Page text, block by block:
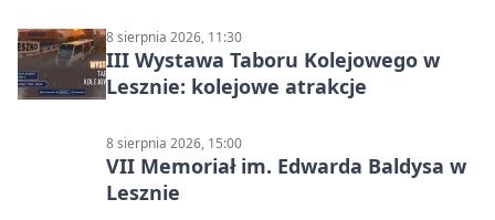
8 sierpnia 2026, 11:30
III Wystawa Taboru Kolejowego w
Lesznie: kolejowe atrakcje
8 sierpnia 2026, 15:00
VII Memoriał im. Edwarda Baldysa w
Lesznie